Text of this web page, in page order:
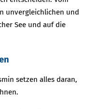
unvergleichlichen und
See und auf die
setzen alles daran,